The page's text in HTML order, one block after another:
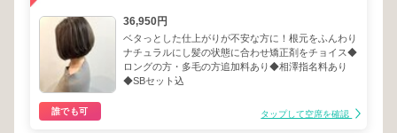
36,950円
ベタっとした仕上がりが不安な方に！根元をふんわり
ナチュラルにし髪の状態に合わせ矯正剤をチョイス◆
ロングの方・多毛の方追加料あり◆相澤指名料あり
◆SBセット込
誰でも可 タップして空席を確認